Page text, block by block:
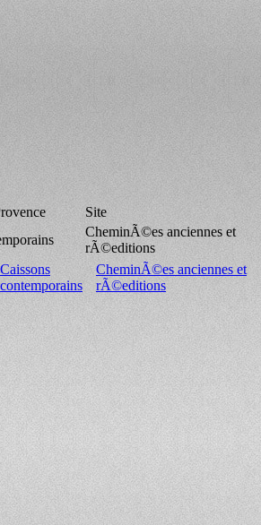
Site
CheminÃ©es anciennes et
rÃ©editions
Caissons
contemporains
CheminÃ©es anciennes et
rÃ©editions